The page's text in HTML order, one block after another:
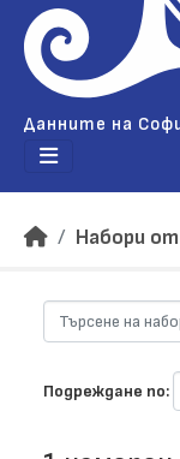
Данните на
Набори от
Подреждане по